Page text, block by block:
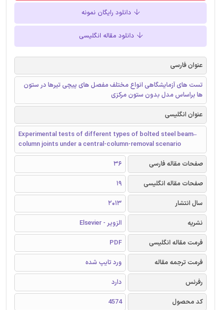
دانلود رایگان نمونه
دانلود مقاله انگلیسی
عنوان فارسی
تست های آزمایشگاهی انواع مختلف مفصل های پیچی تیرها در ستون
ها براساس مدل بدون ستون مرکزی
عنوان انگلیسی
Experimental tests of different types of bolted steel beam–
column joints under a central-column-removal scenario
صفحات مقاله فارسی
36
صفحات مقاله انگلیسی
19
سال انتشار
2013
نشریه
الزویر - Elsevier
فرمت مقاله انگلیسی
PDF
فرمت ترجمه مقاله
ورد تایپ شده
رفرنس
دارد
کد محصول
4574